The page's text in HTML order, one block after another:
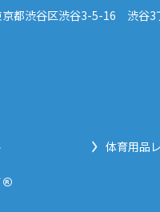
都渋谷区渋谷3-5-16 渋谷3
体育用品
®